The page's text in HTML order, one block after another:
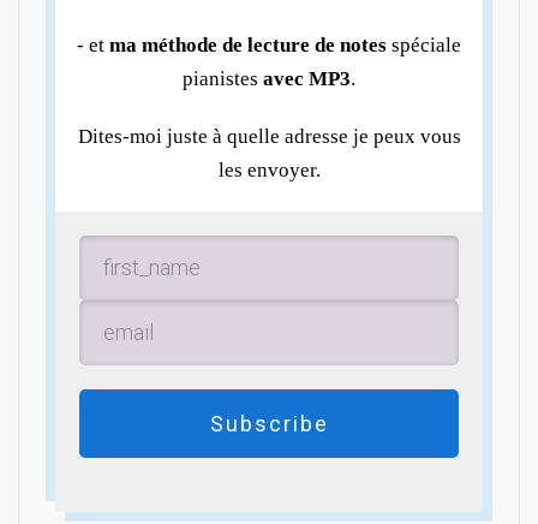
- et ma méthode de lecture de notes spéciale
pianistes avec MP3.
Dites-moi juste à quelle adresse je peux vous
les envoyer.
Subscribe